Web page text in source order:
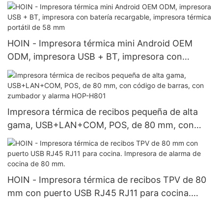
HOIN - Impresora térmica mini Android OEM
ODM, impresora USB + BT, impresora con
batería recargable, impresora térmica portátil de
58 mm
Impresora térmica de recibos pequeña de alta
gama, USB+LAN+COM, POS, de 80 mm, con
código de barras, con zumbador y alarma HOP-
H801
HOIN - Impresora térmica de recibos TPV de 80
mm con puerto USB RJ45 RJ11 para cocina.